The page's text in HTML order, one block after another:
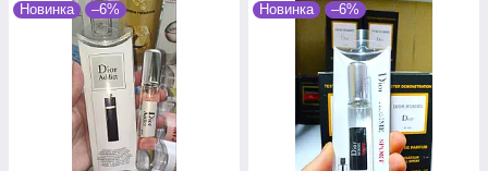
Новинка –6% Новинка –6%